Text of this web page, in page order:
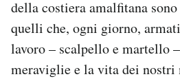
della costiera amalfitana
quelli che, ogni giorno,
lavoro – scalpello e martello
meraviglie e la vita dei nostri